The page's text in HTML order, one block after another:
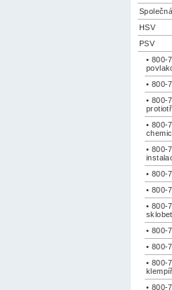
HSV
PSV
• 800-
• 800-
• 800-
• 800-
• 800-
• 800-
• 800-
• 800-
• 800-
• 800-
• 800-
• 800-